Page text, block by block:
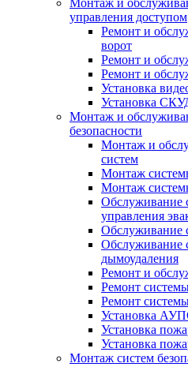
Монтаж и
управления доступом
Ремонт и
ворот
Ремонт и
Ремонт и
Установка
Установка
Монтаж и
безопасности
Монтаж и
систем
Монтаж
Монтаж
Обслуживание
управления
Обслуживание
Обслуживание
дымоудаления
Ремонт и
Ремонт
Ремонт
Установка
Установка
Установка
Монтаж систем